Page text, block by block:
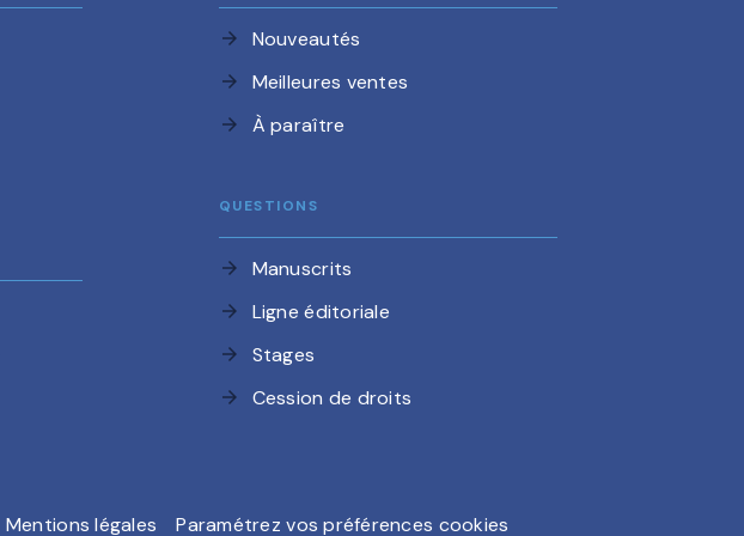
arrow_forward Nouveautés
arrow_forward Meilleures ventes
arrow_forward À paraître
QUESTIONS
arrow_forward Manuscrits
arrow_forward Ligne éditoriale
arrow_forward Stages
arrow_forward Cession de droits
Mentions légales Paramétrez vos préférences cookies